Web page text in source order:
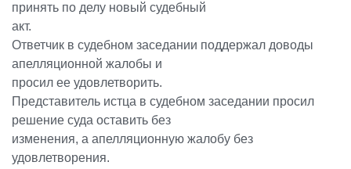
принять по делу новый судебный
акт.
Ответчик в судебном заседании поддержал доводы
апелляционной жалобы и
просил ее удовлетворить.
Представитель истца в судебном заседании просил
решение суда оставить без
изменения, а апелляционную жалобу без
удовлетворения.